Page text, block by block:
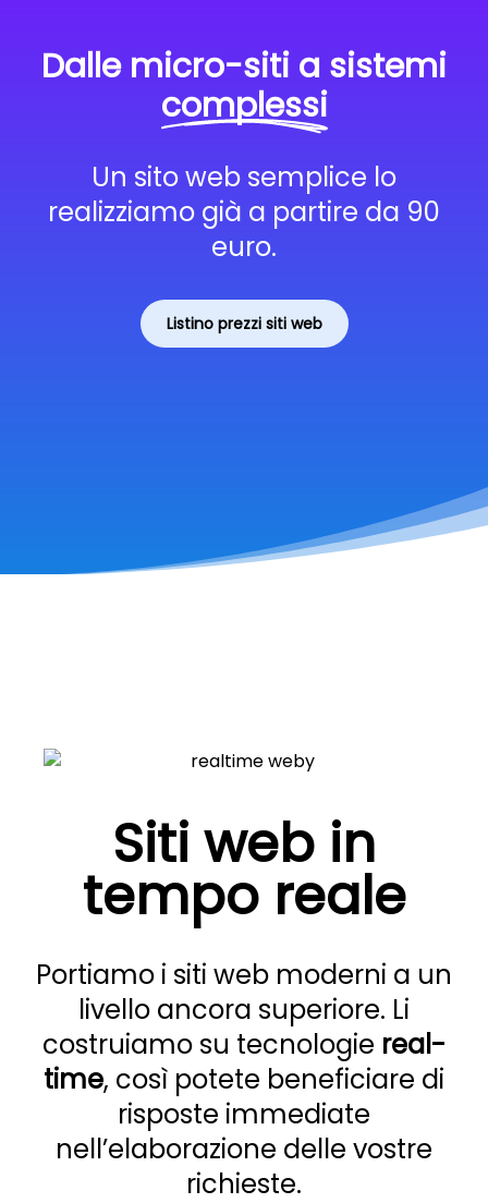
Dalle micro-siti a sistemi
complessi
Un sito web semplice lo
realizziamo già a partire da 90
euro.
Listino prezzi siti web
Siti web in
tempo reale
Portiamo i siti web moderni a un
livello ancora superiore. Li
costruiamo su tecnologie real-
time, così potete beneficiare di
risposte immediate
nell’elaborazione delle vostre
richieste.